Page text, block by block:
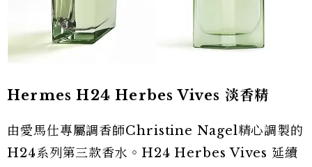
Hermes H24 Herbes Vives 淡香精
由愛馬仕專屬調香師Christine Nagel精心調製的
H24系列第三款香水。H24 Herbes Vives 延續